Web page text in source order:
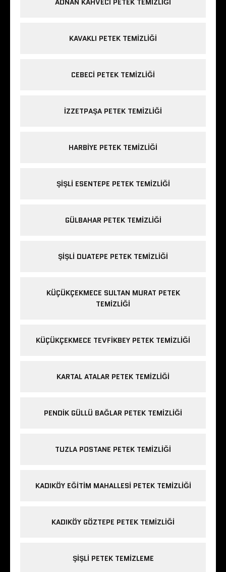
KAVAKLI PETEK TEMIZLIĞI
CEBECI PETEK TEMIZLIĞI
IZZETPAŞA PETEK TEMIZLIĞI
HARBIYE PETEK TEMIZLIĞI
ŞIŞLI ESENTEPE PETEK TEMIZLIĞI
GÜLBAHAR PETEK TEMIZLIĞI
ŞIŞLI DUATEPE PETEK TEMIZLIĞI
KÜÇÜKÇEKMECE SULTAN MURAT PETEK
TEMIZLIĞI
KÜÇÜKÇEKMECE TEVFIKBEY PETEK TEMIZLIĞI
KARTAL ATALAR PETEK TEMIZLIĞI
PENDIK GÜLLÜ BAĞLAR PETEK TEMIZLIĞI
TUZLA POSTANE PETEK TEMIZLIĞI
KADIKÖY EĞITIM MAHALLESI PETEK TEMIZLIĞI
KADIKÖY GÖZTEPE PETEK TEMIZLIĞI
ŞIŞLI PETEK TEMIZLEME